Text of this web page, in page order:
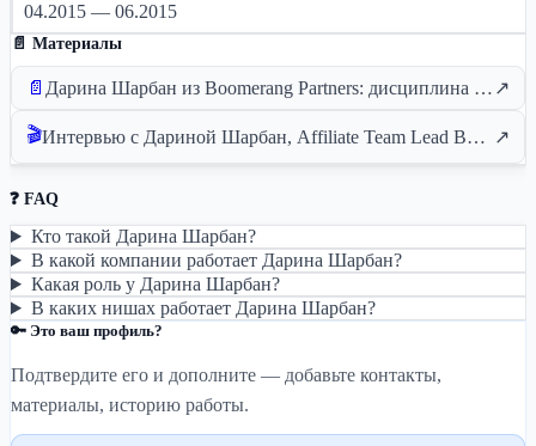
04.2015 — 06.2015
📄 Материалы
📄 Дарина Шарбан из Boomerang Partners: дисциплина — её суперсила, позволяющая ей справляться с 800 сообщениями в день от требовательных партнёров, ежедневными тренировками и очень счастливой собакой. ↗
🎬 Интервью с Дариной Шарбан, Affiliate Team Lead Boomerang Partners на SBC Summit Lisbon 2025 ↗
❓ FAQ
Кто такой Дарина Шарбан?
В какой компании работает Дарина Шарбан?
Какая роль у Дарина Шарбан?
В каких нишах работает Дарина Шарбан?
🔑 Это ваш профиль?
Подтвердите его и дополните — добавьте контакты,
материалы, историю работы.